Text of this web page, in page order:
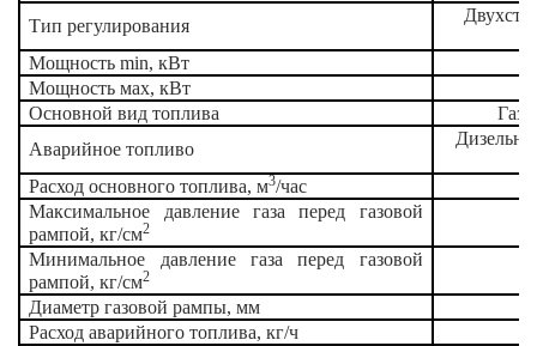
Тип регулирования
Мощностьmin, кВт
Мощность мах, кВт
Основной вид топлива
Газ
Аварийное топливо
Расход основного топлива, м3/час
Максимальное давление газа перед газовой
рампой, кг/см2
Минимальное давление газа перед газовой
рампой, кг/см2
Диаметр газовой рампы, мм
Расход аварийного топлива, кг/ч